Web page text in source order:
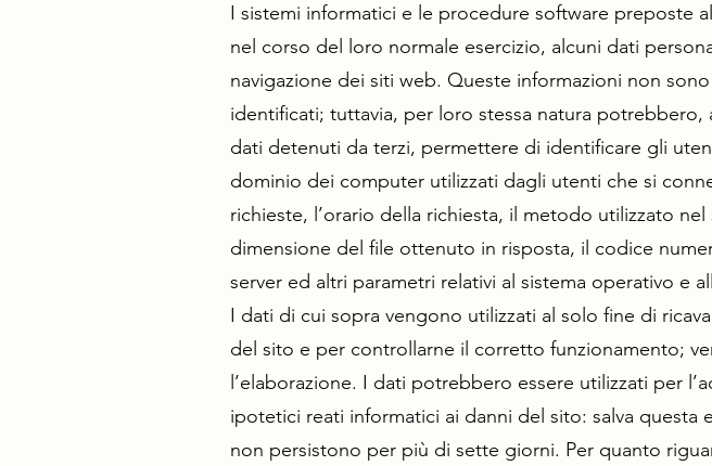
I sistemi informatici e le procedure software preposte
nel corso del loro normale esercizio, alcuni dati
navigazione dei siti web. Queste informazioni non
identificati; tuttavia, per loro stessa natura potrebbero,
dati detenuti da terzi, permettere di identificare gli
dominio dei computer utilizzati dagli utenti che si
richieste, l’orario della richiesta, il metodo utilizzato
dimensione del file ottenuto in risposta, il codice
server ed altri parametri relativi al sistema operativo e
I dati di cui sopra vengono utilizzati al solo fine di
del sito e per controllarne il corretto funzionamento;
l’elaborazione. I dati potrebbero essere utilizzati per
ipotetici reati informatici ai danni del sito: salva
non persistono per più di sette giorni. Per quanto